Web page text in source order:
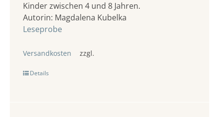
Kinder zwischen 4 und 8 Jahren.
Autorin: Magdalena Kubelka
Leseprobe
zzgl.
Versandkosten
Details